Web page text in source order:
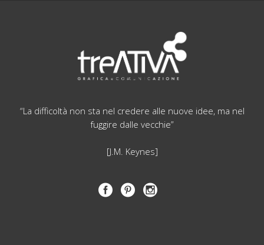
“La difficoltà non sta nel credere alle nuove idee, ma nel
fuggire dalle vecchie”
[J.M. Keynes]